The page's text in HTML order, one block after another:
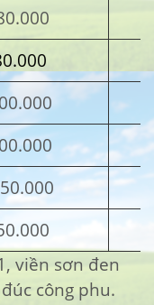
viền sơn đen
công phu.